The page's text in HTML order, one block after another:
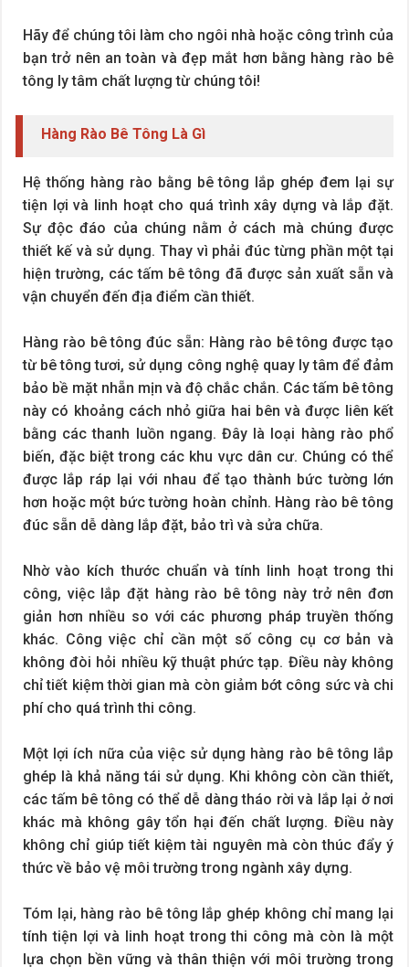
Hãy để chúng tôi làm cho ngôi nhà hoặc công trình của
bạn trở nên an toàn và đẹp mắt hơn bằng hàng rào bê
tông ly tâm chất lượng từ chúng tôi!
Hàng Rào Bê Tông Là Gì
Hệ thống hàng rào bằng bê tông lắp ghép đem lại sự
tiện lợi và linh hoạt cho quá trình xây dựng và lắp đặt.
Sự độc đáo của chúng nằm ở cách mà chúng được
thiết kế và sử dụng. Thay vì phải đúc từng phần một tại
hiện trường, các tấm bê tông đã được sản xuất sẵn và
vận chuyển đến địa điểm cần thiết.
Hàng rào bê tông đúc sẵn: Hàng rào bê tông được tạo
từ bê tông tươi, sử dụng công nghệ quay ly tâm để đảm
bảo bề mặt nhẵn mịn và độ chắc chắn. Các tấm bê tông
này có khoảng cách nhỏ giữa hai bên và được liên kết
bằng các thanh luồn ngang. Đây là loại hàng rào phổ
biến, đặc biệt trong các khu vực dân cư. Chúng có thể
được lắp ráp lại với nhau để tạo thành bức tường lớn
hơn hoặc một bức tường hoàn chỉnh. Hàng rào bê tông
đúc sẵn dễ dàng lắp đặt, bảo trì và sửa chữa.
Nhờ vào kích thước chuẩn và tính linh hoạt trong thi
công, việc lắp đặt hàng rào bê tông này trở nên đơn
giản hơn nhiều so với các phương pháp truyền thống
khác. Công việc chỉ cần một số công cụ cơ bản và
không đòi hỏi nhiều kỹ thuật phức tạp. Điều này không
chỉ tiết kiệm thời gian mà còn giảm bớt công sức và chi
phí cho quá trình thi công.
Một lợi ích nữa của việc sử dụng hàng rào bê tông lắp
ghép là khả năng tái sử dụng. Khi không còn cần thiết,
các tấm bê tông có thể dễ dàng tháo rời và lắp lại ở nơi
khác mà không gây tổn hại đến chất lượng. Điều này
không chỉ giúp tiết kiệm tài nguyên mà còn thúc đẩy ý
thức về bảo vệ môi trường trong ngành xây dựng.
Tóm lại, hàng rào bê tông lắp ghép không chỉ mang lại
tính tiện lợi và linh hoạt trong thi công mà còn là một
lựa chọn bền vững và thân thiện với môi trường trong